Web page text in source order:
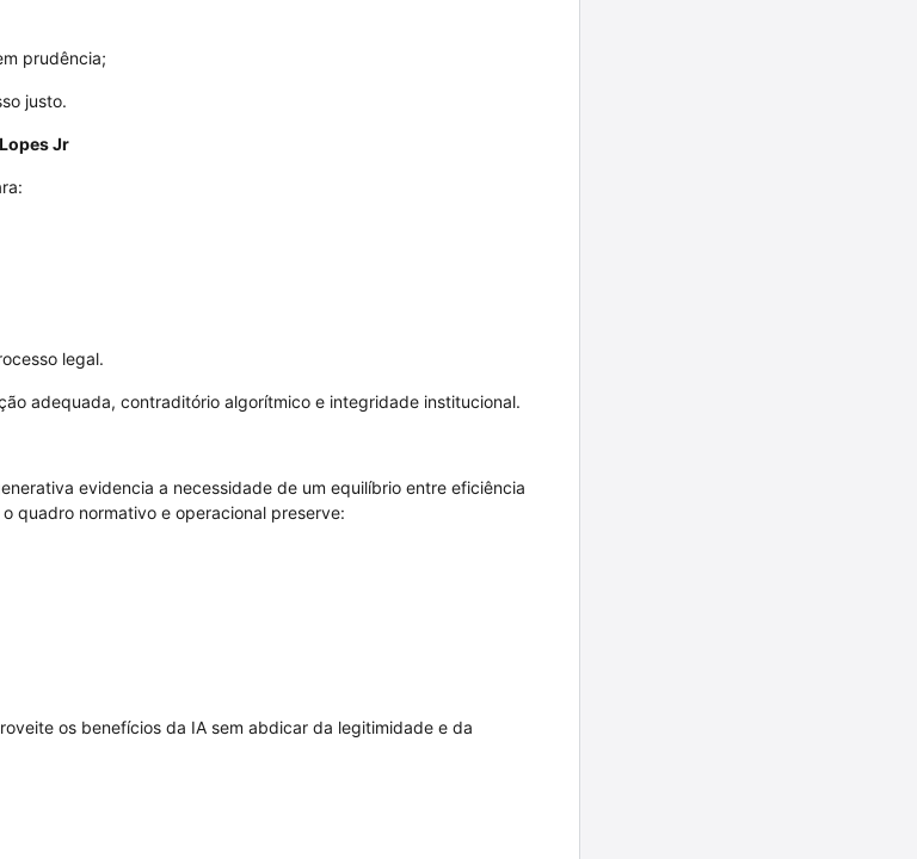
prudência;
justo.
Jr
legal.
adequada, contraditório algorítmico e integridade institucional.
evidencia a necessidade de um equilíbrio entre eficiência
quadro normativo e operacional preserve:
os benefícios da IA sem abdicar da legitimidade e da